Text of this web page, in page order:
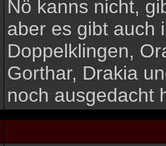
Nö kanns nicht,
aber es gibt auch
Doppelklingen,
Gorthar, Drakia
noch ausgedacht